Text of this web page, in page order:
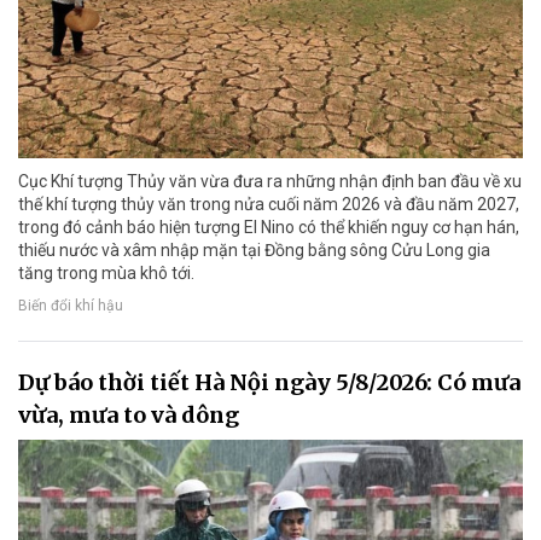
Cục Khí tượng Thủy văn vừa đưa ra những nhận định ban đầu về xu
thế khí tượng thủy văn trong nửa cuối năm 2026 và đầu năm 2027,
trong đó cảnh báo hiện tượng El Nino có thể khiến nguy cơ hạn hán,
thiếu nước và xâm nhập mặn tại Đồng bằng sông Cửu Long gia
tăng trong mùa khô tới.
Biến đổi khí hậu
Dự báo thời tiết Hà Nội ngày 5/8/2026: Có mưa
vừa, mưa to và dông